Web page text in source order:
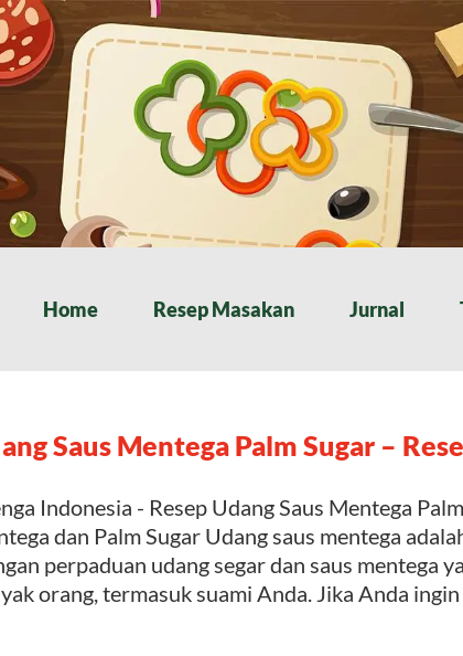
Home Resep Masakan Jurnal
Saus Mentega Palm Sugar –
Indonesia - Resep Udang Saus Mentega
dan Palm Sugar Udang saus mentega
perpaduan udang segar dan saus mentega
orang, termasuk suami Anda. Jika Anda